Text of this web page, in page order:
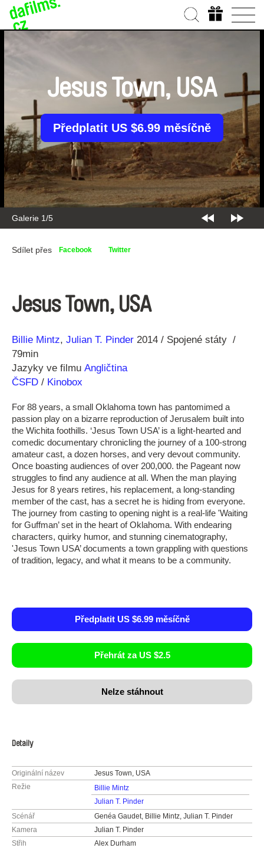
Galerie 2/5
Jesus Town, USA
Předplatit US $6.99 měsíčně
Sdílet přes Facebook Twitter
Jesus Town, USA
Režie
Billie Mintz Julian T. Pinder
Rok 2014
Spojené státy
79min
Jazyky ve filmu Angličtina
ČSFD / Kinobox
For 88 years, a small Oklahoma town has pantomimed a
passion play on a bizarre reproduction of Jerusalem built into
the Wichita foothills. ‘Jesus Town USA’ is a light-hearted and
comedic documentary chronicling the journey of a 100-strong
amateur cast, a dozen horses, and very devout community.
Once boasting audiences of over 200,000. the Pageant now
struggles to find any audience at all. When the man playing
Jesus for 8 years retires, his replacement, a long-standing
member of the cast, has a secret he is hiding from everyone.
The journey from casting to opening night is a real-life 'Waiting
for Guffman’ set in the heart of Oklahoma. With endearing
characters, quirky humor, and stunning cinematography,
'Jesus Town USA’ documents a town grappling with questions
of tradition, legacy, and what it means to be a community.
Předplatit US $6.99 měsíčně
Přehrát za US $2.5
Nelze stáhnout
Detaily
Originální název
Jesus Town, USA
Režie
Billie Mintz
Julian T. Pinder
Scénář
Genéa Gaudet, Billie Mintz, Julian T. Pinder
Kamera
Julian T. Pinder
Střih
Alex Durham